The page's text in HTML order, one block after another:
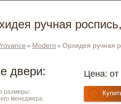
ручная
Modern Орхидея ручная
Цена: от
двери:
размеры:
менеджера.